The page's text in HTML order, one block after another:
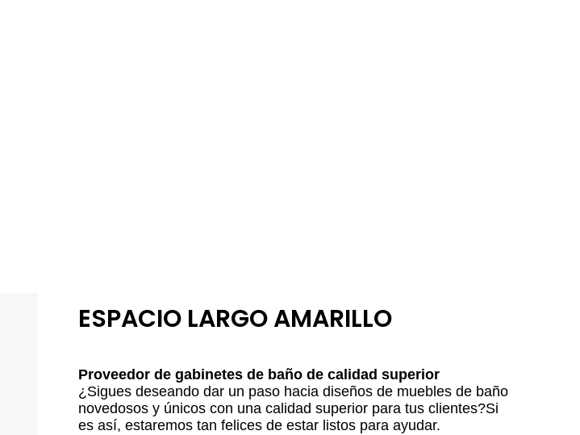
ESPACIO LARGO AMARILLO
Proveedor de gabinetes de baño de calidad superior
¿Sigues deseando dar un paso hacia diseños de muebles de baño
novedosos y únicos con una calidad superior para tus clientes?Si
es así, estaremos tan felices de estar listos para ayudar.